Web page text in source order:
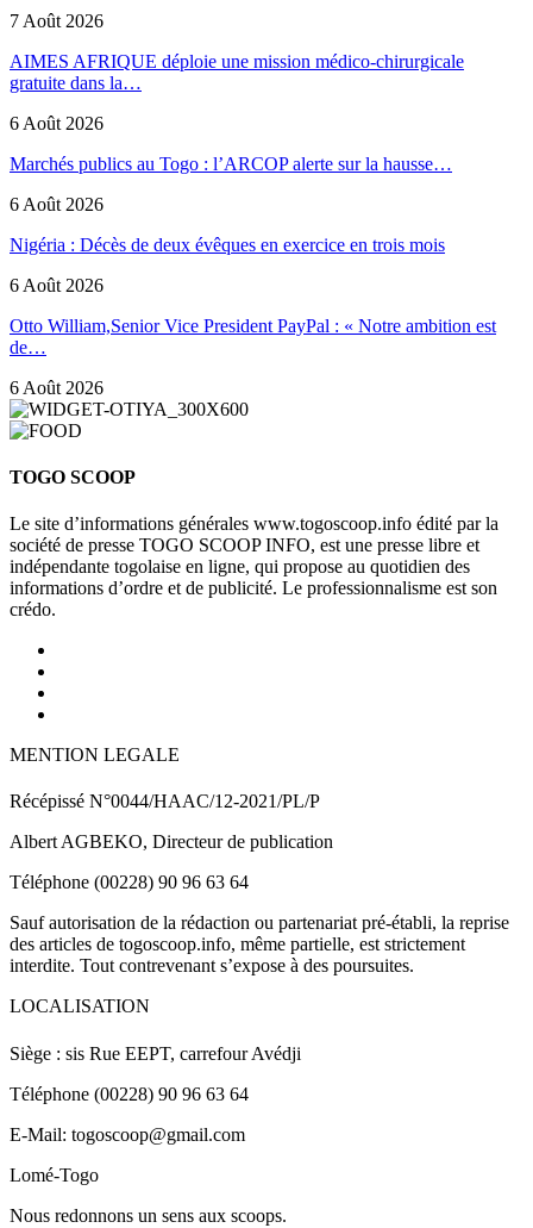
7 Août 2026
AIMES AFRIQUE déploie une mission médico-chirurgicale
gratuite dans la…
6 Août 2026
Marchés publics au Togo : l’ARCOP alerte sur la hausse…
6 Août 2026
Nigéria : Décès de deux évêques en exercice en trois mois
6 Août 2026
Otto William,Senior Vice President PayPal : « Notre ambition est
de…
6 Août 2026
TOGO SCOOP
Le site d’informations générales www.togoscoop.info édité par la
société de presse TOGO SCOOP INFO, est une presse libre et
indépendante togolaise en ligne, qui propose au quotidien des
informations d’ordre et de publicité. Le professionnalisme est son
crédo.
MENTION LEGALE
Récépissé N°0044/HAAC/12-2021/PL/P
Albert AGBEKO, Directeur de publication
Téléphone (00228) 90 96 63 64
Sauf autorisation de la rédaction ou partenariat pré-établi, la reprise
des articles de togoscoop.info, même partielle, est strictement
interdite. Tout contrevenant s’expose à des poursuites.
LOCALISATION
Siège : sis Rue EEPT, carrefour Avédji
Téléphone (00228) 90 96 63 64
E-Mail: togoscoop@gmail.com
Lomé-Togo
Nous redonnons un sens aux scoops.